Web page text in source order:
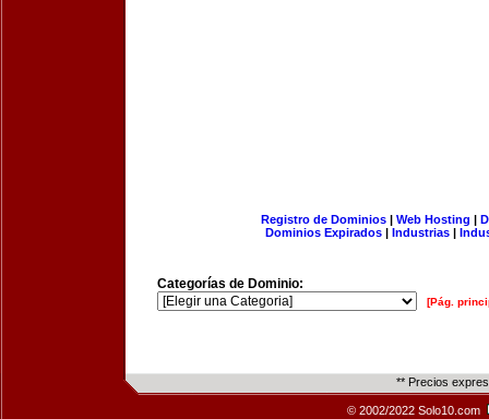
Registro de Dominios| Web Hosting |
Dominios Expirados | Industrias |
Categorías de Dominio:
[Pág.
** Precios
© 2002/2022 Solo10.com